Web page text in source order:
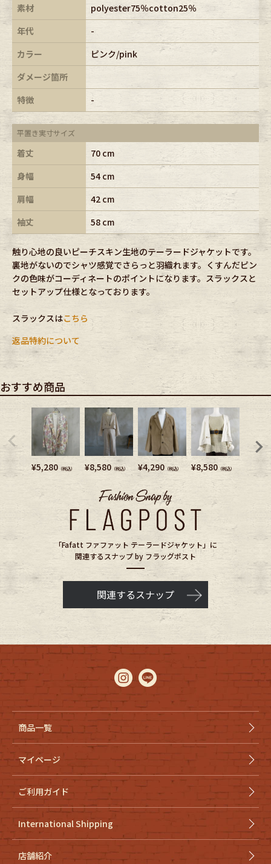
素材
polyester75％cotton25％
年代
-
カラー
ピンク/pink
ダメージ箇所
特徴
-
平置き実寸サイズ
着丈
70 cm
身幅
54 cm
肩幅
42 cm
袖丈
58 cm
触り心地の良いピーチスキン生地のテーラードジャケットです。
裏地がないのでシャツ感覚でさらっと羽織れます。くすんだピン
クの色味がコーディネートのポイントになります。スラックスと
セットアップ仕様となっております。
スラックスはこちら
返品特約について
おすすめ商品
¥5,280 （税込） ¥8,580 （税込） ¥4,290 （税込） ¥8,580 （税込） 9,680
「Fafatt ファファット テーラードジャケット」に
関連するスナップ by フラッグポスト
関連するスナップ
商品一覧
マイページ
ご利用ガイド
International Shipping
店舗紹介